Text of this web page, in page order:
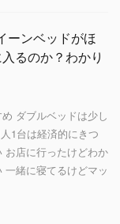
ーンベッドがほ
るのか？わかり
ダブルベッドは少し
1台は経済的にきつ
お店に行ったけどわか
緒に寝てるけどマッ